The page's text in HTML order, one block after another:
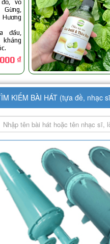
KIẾM BÀI HÁT (tựa đề, nhạc